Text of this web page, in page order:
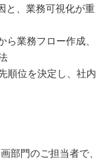
と、業務可視化が重
業務フロー作成、
順位を決定し、社内
部門のご担当者で、